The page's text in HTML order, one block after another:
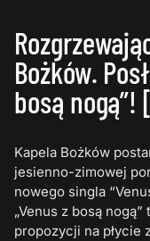
Bożków.
bosą nogą”!
Kapela Bożków
jesienno-zimowej
nowego singla
„Venus z bosą
propozycji na płycie